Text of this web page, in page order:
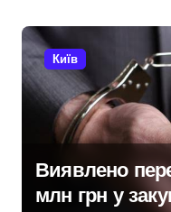
Київ
Виявлено
млн грн у